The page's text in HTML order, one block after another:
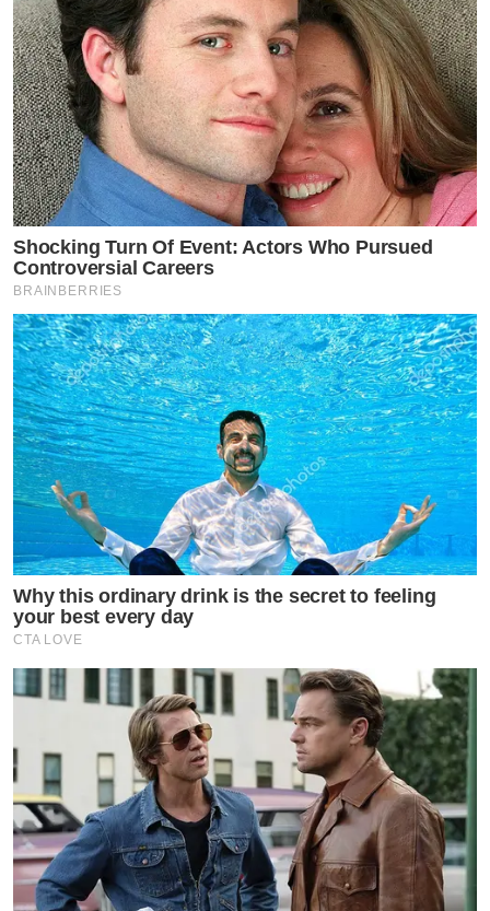
Shocking Turn Of Event: Actors Who Pursued
Controversial Careers
BRAINBERRIES
Why this ordinary drink is the secret to feeling
your best every day
CTA LOVE